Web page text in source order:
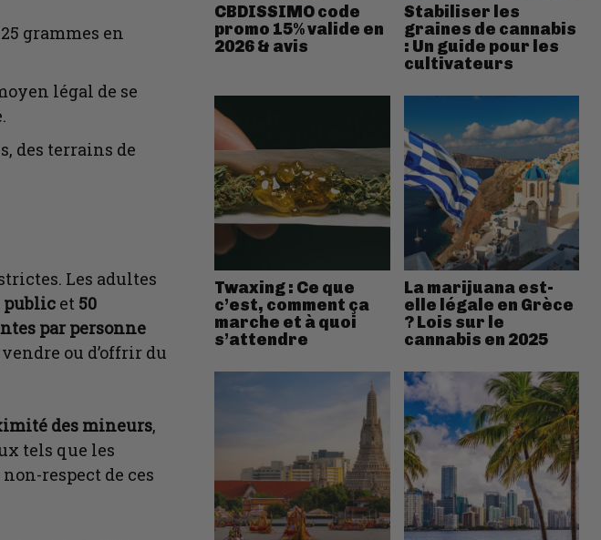
grammes en
légal de se
des terrains de
Les adultes
public et 50
par personne
ou d’offrir du
des mineurs,
tels que les
non-respect de ces
CBDISSIMO code
promo 15% valide en
2026 & avis
Stabiliser les
graines de cannabis
: Un guide pour les
cultivateurs
Twaxing : Ce que
c’est, comment ça
marche et à quoi
s’attendre
La marijuana est-
elle légale en Grèce
? Lois sur le
cannabis en 2025